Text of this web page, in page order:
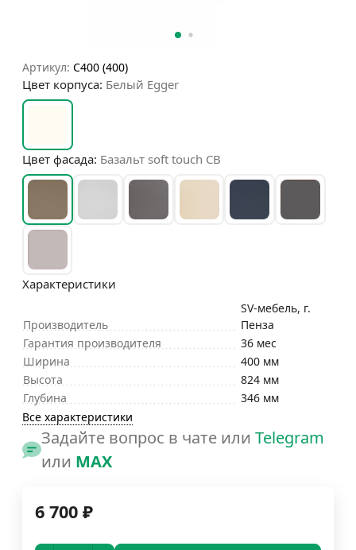
Артикул: С400 (400)
Цвет корпуса: Белый Egger
Цвет фасада: Базальт soft touch СВ
Характеристики
Производитель
SV-мебель, г.
Пенза
Гарантия производителя
36 мес
Ширина
400 мм
Высота
824 мм
Глубина
346 мм
Все характеристики
Задайте вопрос в чате или Telegram
или MAX
6 700 ₽